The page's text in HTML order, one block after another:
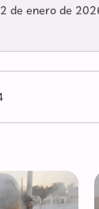
de enero de